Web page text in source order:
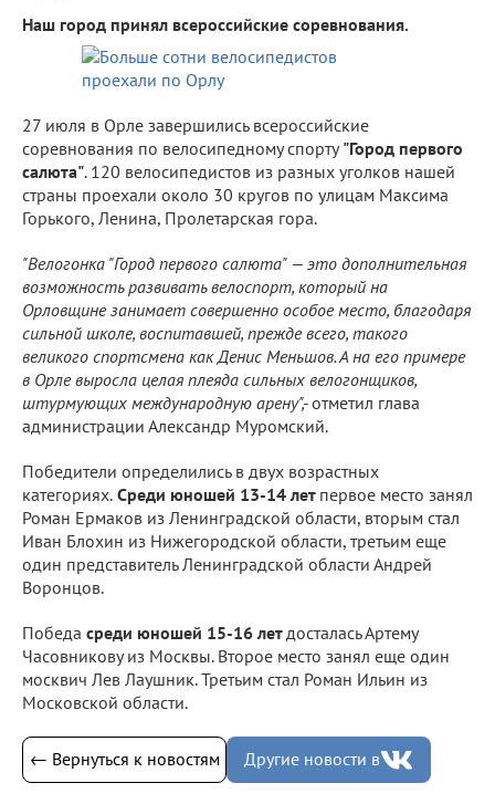
Наш город принял всероссийские соревнования.
27 июля в Орле завершились всероссийские
соревнования по велосипедному спорту"Город первого
салюта". 120 велосипедистов из разных уголков нашей
страны проехали около 30 кругов по улицам Максима
Горького, Ленина, Пролетарская гора.
"Велогонка "Город первого салюта" — это дополнительная
возможность развивать велоспорт, который на
Орловщине занимает совершенно особое место, благодаря
сильной школе, воспитавшей, прежде всего, такого
великого спортсмена как Денис Меньшов. А на его примере
в Орле выросла целая плеяда сильных велогонщиков,
штурмующих международную арену",-отметил глава
администрации Александр Муромский.
Победители определились в двух возрастных
категориях. Среди юношей 13-14 лет первое место занял
Роман Ермаков из Ленинградской области, вторым стал
Иван Блохин из Нижегородской области, третьим еще
один представитель Ленинградской области Андрей
Воронцов.
Победа среди юношей 15-16 лет досталась Артему
Часовникову из Москвы. Второе место занял еще один
москвич Лев Лаушник. Третьим стал Роман Ильин из
Московской области.
← Вернуться к новостям Другие новости в